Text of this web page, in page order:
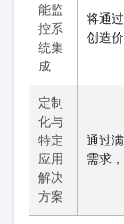
能监
控系
统集
成
将通
创造价
定制
化与
特定
应用
解决
方案
通过
需求